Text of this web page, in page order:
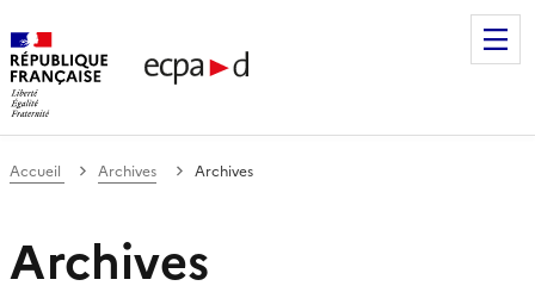
de communication et de production
Accueil Archives Archives
Archives